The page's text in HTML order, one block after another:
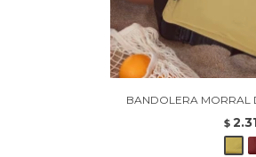
BANDOLERA MORRAL
$